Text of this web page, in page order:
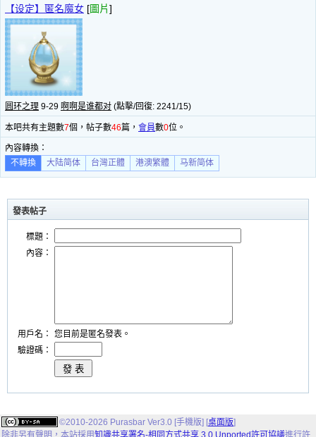
【设定】匿名魔女 [圖片]
圆环之理 9-29 啊啊是谁都对 (點擊/回復: 2241/15)
本吧共有主題數7個，帖子數46篇， 會員數0位。
內容轉換：
不轉換
大陆简体 台灣正體 港澳繁體 马新简体
發表帖子
標題：
內容：
用戶名：
您目前是匿名發表。
驗證碼：
©2010-2026 Purasbar Ver3.0 [手機版] [桌面版]
除非另有聲明， 本站採用知識共享署名-相同方式共享 3.0 Unported許可協議進行許